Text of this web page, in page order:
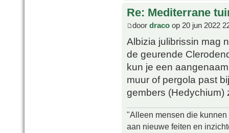
Re: Mediterrane
door draco op 20 jun 2022
Albizia julibrissin mag
de geurende
kun je een
muur of pergola past
gembers (Hedychium)
"Alleen mensen die
aan nieuwe feiten en